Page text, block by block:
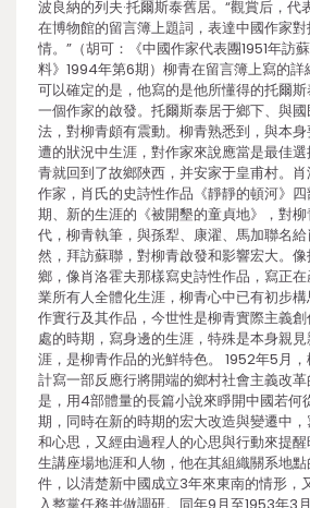
波良納的列夫·托爾斯泰舊居。“觀賞后，代
在博物館的留言簿上題詞，表達中國作家
情。”（胡可：《中國作家代表團1951年訪
料》1994年第6期）柳青在留言簿上寫的
可以確定的是，他寫的是他所懂得的托爾
一個作家的啟發。托爾斯泰居于鄉下、與
法，對柳青頗有震動。柳青熟悉到，與本
遭的狀況中生涯，對作家來說應當是最佳
青就回到了故鄉陜西，并安家于皇甫村。
作家，肖氏的史詩性作品《靜靜的頓河》
期、新的生涯的《被開墾的童貞地》，對
代，柳青執筆，與孫犁、康濯、馬加聯名
然，拜訪蘇聯，對柳青啟發和影響宏大。
鄉，像肖洛霍夫那樣寫史詩性作品，寫正
業所有人全體化生涯，柳青心中已有初步
作實行及其作品，今世性是柳青實際主義
處的時期，寫身邊的生涯，特殊是本身親
涯，是柳青作品的光鮮特色。 1952年5月
計寫一部反應行將開端的鄉村社會主義改
是，用4部體量的長篇小說來睜開中國若何
期，同時在新的時期的宏大改造與變遷中
和心思，又經由過程人的心思與行動來提
生講座場地涯和人物，他在其組織關系地
件，以清楚新中國成立3年來東南的情形，